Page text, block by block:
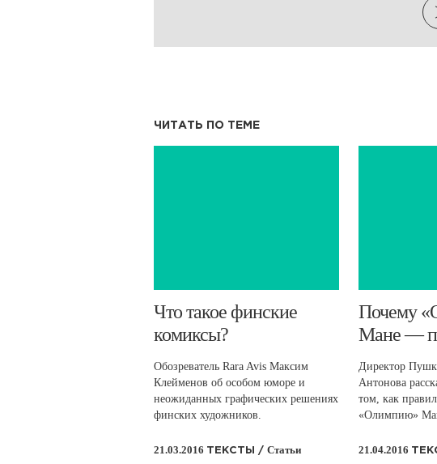
ЧИТАТЬ ПО ТЕМЕ
​Что такое финские
комиксы?
Обозреватель Rara Avis Максим
Клейменов об особом юморе и
неожиданных графических решениях
финских художников.
21.03.2016 ТЕКСТЫ / Статьи
​Почему
Мане —
Директор
Антонова
том, как
«Олимпию»
21.04.2016